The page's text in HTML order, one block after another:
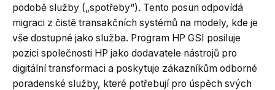
podobě služby („spotřeby“). Tento posun odpovídá
migraci z čistě transakčních systémů na modely, kde je
vše dostupné jako služba. Program HP GSI posiluje
pozici společnosti HP jako dodavatele nástrojů pro
digitální transformaci a poskytuje zákazníkům odborné
poradenské služby, které potřebují pro úspěch svých